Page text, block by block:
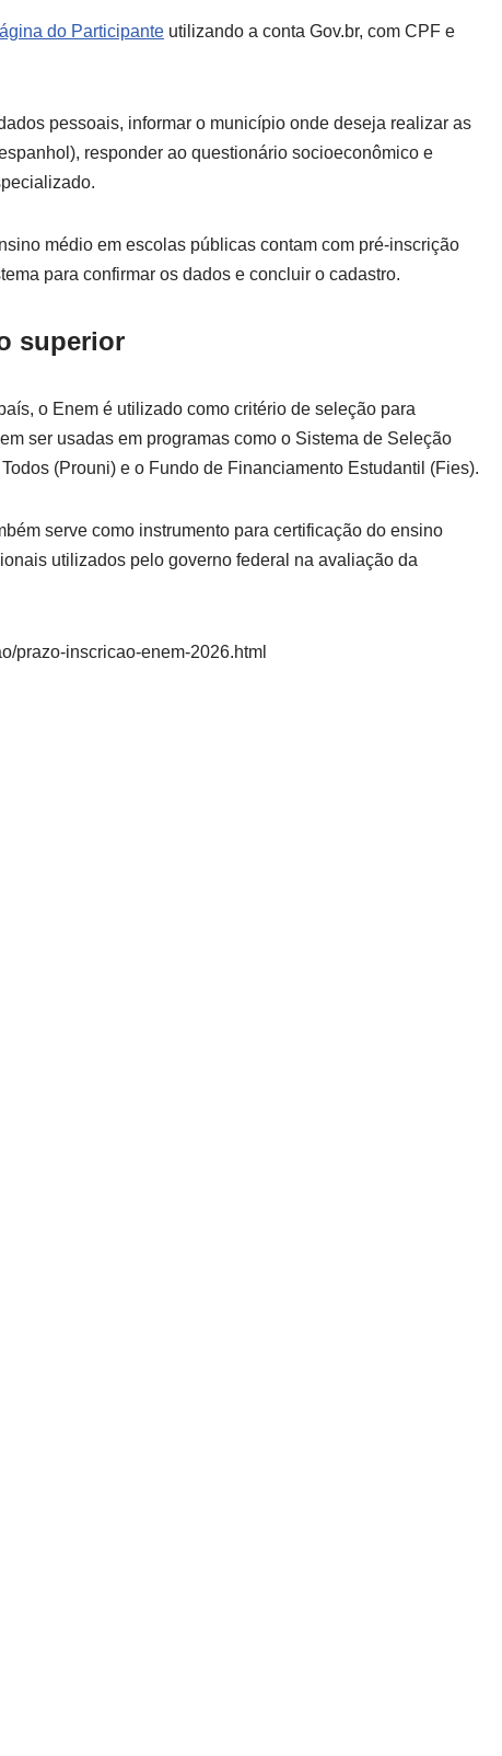
do Participante utilizando a conta Gov.br, com CPF e
pessoais, informar o município onde deseja realizar as
responder ao questionário socioeconômico e
médio em escolas públicas contam com pré-inscrição
para confirmar os dados e concluir o cadastro.
superior
o Enem é utilizado como critério de seleção para
ser usadas em programas como o Sistema de Seleção
(Prouni) e o Fundo de Financiamento Estudantil (Fies).
serve como instrumento para certificação do ensino
utilizados pelo governo federal na avaliação da
prazo-inscricao-enem-2026.html